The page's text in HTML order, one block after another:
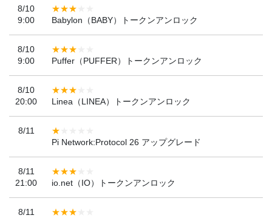
8/10
9:00
Babylon（BABY）トークンアンロック
8/10
9:00
Puffer（PUFFER）トークンアンロック
8/10
20:00
Linea（LINEA）トークンアンロック
8/11
Pi Network:Protocol 26 アップグレード
8/11
21:00
io.net（IO）トークンアンロック
8/11